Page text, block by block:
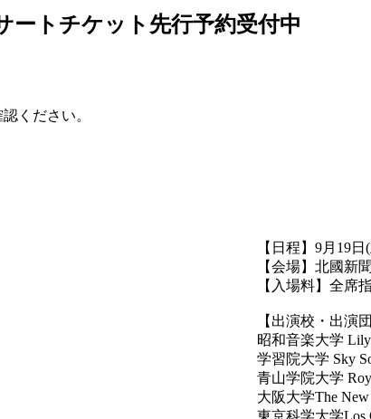
ートチケット先行予約受付中
ください。
【日程】9月19
【会場】北國新
【入場料】全席
【出演校・出演
昭和音楽大学 Lily
学習院大学 Sky
青山学院大学
大阪大学The New
東京科学大学Los